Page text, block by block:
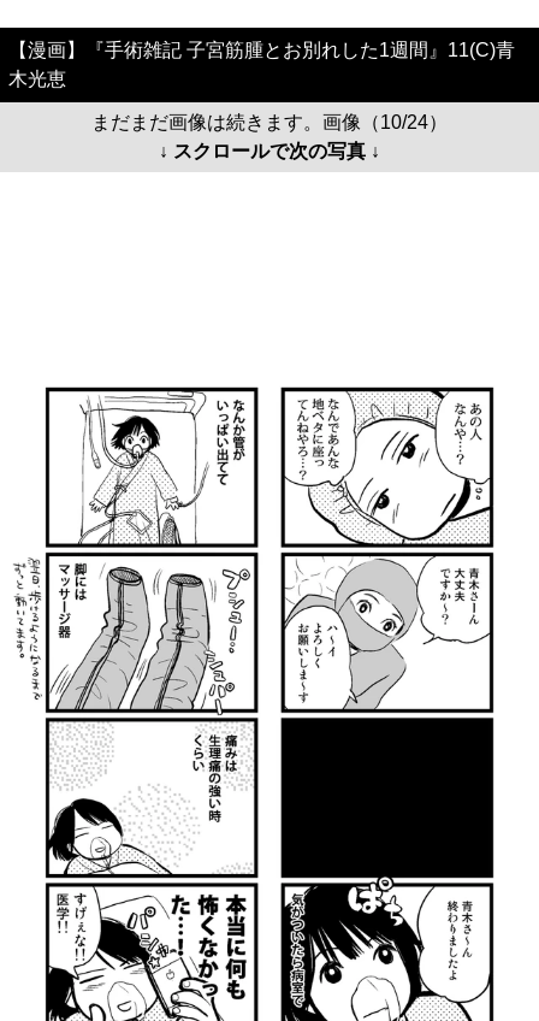
【漫画】『手術雑記 子宮筋腫とお別れした1週間』11(C)青
木光恵
まだまだ画像は続きます。画像（10/24）
↓ スクロールで次の写真 ↓